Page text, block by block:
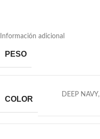
Información adicional
PESO
COLOR
DEEP NAVY,